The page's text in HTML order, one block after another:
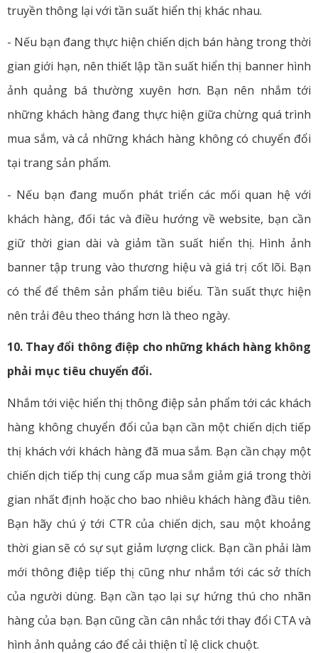
truyền thông lại với tần suất hiển thị khác nhau.
- Nếu bạn đang thực hiện chiến dịch bán hàng trong thời
gian giới hạn, nên thiết lập tần suất hiển thị banner hình
ảnh quảng bá thường xuyên hơn. Bạn nên nhắm tới
những khách hàng đang thực hiện giữa chừng quá trình
mua sắm, và cả những khách hàng không có chuyển đổi
tại trang sản phẩm.
- Nếu bạn đang muốn phát triển các mối quan hệ với
khách hàng, đối tác và điều hướng về website, bạn cần
giữ thời gian dài và giảm tần suất hiển thị. Hình ảnh
banner tập trung vào thương hiệu và giá trị cốt lõi. Bạn
có thể để thêm sản phẩm tiêu biểu. Tần suất thực hiện
nên trải đêu theo tháng hơn là theo ngày.
10. Thay đổi thông điệp cho những khách hàng không
phải mục tiêu chuyển đổi.
Nhắm tới việc hiển thị thông điệp sản phẩm tới các khách
hàng không chuyển đổi của bạn cần một chiến dịch tiếp
thị khách với khách hàng đã mua sắm. Bạn cần chạy một
chiến dịch tiếp thị cung cấp mua sắm giảm giá trong thời
gian nhất định hoặc cho bao nhiêu khách hàng đầu tiên.
Bạn hãy chú ý tới CTR của chiến dịch, sau một khoảng
thời gian sẽ có sự sụt giảm lượng click. Bạn cần phải làm
mới thông điệp tiếp thị cũng như nhắm tới các sở thích
của người dùng. Bạn cần tạo lại sự hứng thú cho nhãn
hàng của bạn. Bạn cũng cần cân nhắc tới thay đổi CTA và
hình ảnh quảng cáo để cải thiện tỉ lệ click chuột.